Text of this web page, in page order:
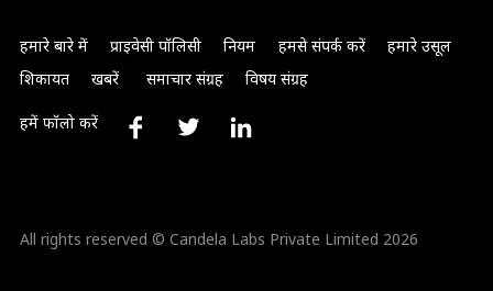
हमारे बारे में प्राइवेसी पॉलिसी नियम हमसे संपर्क करें
हमारे उसूल
शिकायत
खबरें समाचार संग्रह विषय संग्रह
हमें फॉलो करें
All rights reserved © Candela Labs Private Limited 2026